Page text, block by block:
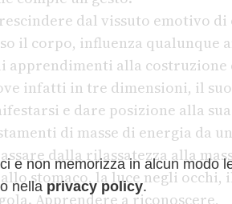
dal vissuto emotivo di
il corpo, influenza qualunque
apprendimenti alla costruzione
infatti in tre dimensioni, il suo
e dare posizione alla sua
di masse di energia da
dalla rilassatezza alla
stomaco, la luce negli occhi,
Apprendere a riconoscere,
e non memorizza in alcun modo
nellaprivacy policy.